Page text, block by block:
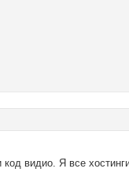
видио. Я все